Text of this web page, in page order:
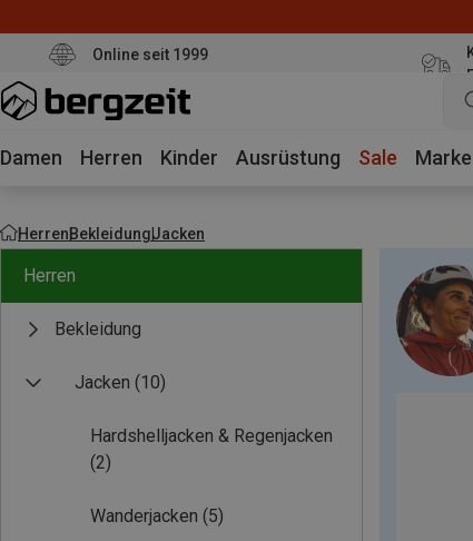
Online seit 1999
Damen Herren Kinder Ausrüstung Sale
HerrenBekleidungJacken
Herren
Bekleidung
Jacken (10)
Hardshelljacken & Regenjacken
(2)
Wanderjacken (5)